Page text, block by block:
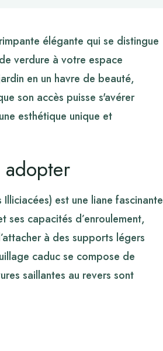
élégante qui se distingue
verdure à votre espace
en un havre de beauté,
son accès puisse s'avérer
esthétique unique et
Illiciacées) est une liane fascinante
ses capacités d’enroulement,
à des supports légers
caduc se compose de
saillantes au revers sont